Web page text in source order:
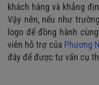
khách hàng và khẳng
Vậy nên, nếu như
logo để đồng hành
viên hỗ trợ của Phương
đây để được tư vấn cụ